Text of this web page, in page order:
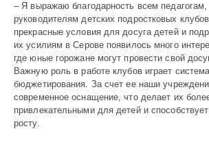
– Я выражаю благодарность всем педагогам,
руководителям детских подростковых
прекрасные условия для досуга детей и
их усилиям в Серове появилось много
где юные горожане могут провести свой
Важную роль в работе клубов играет
бюджетирования. За счет ее наши
современное оснащение, что делает их
привлекательными для детей и
росту.